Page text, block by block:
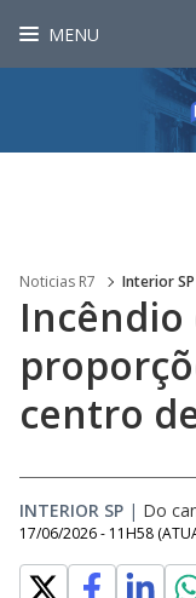
MENU
Noticias R7 Interior SP
Incêndio
centro
INTERIOR SP | Do
17/06/2026 - 11H58